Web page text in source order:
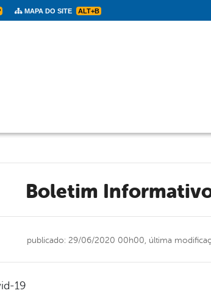
MAPA DO SITE ALT+B
Boletim
publicado: 29/06/2020 00h00, última
19